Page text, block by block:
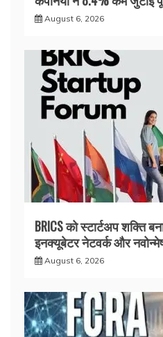
August 6, 2026
BRICS को स्टार्टअप शक्ति
इनक्यूबेटर नेटवर्क और
August 6, 2026